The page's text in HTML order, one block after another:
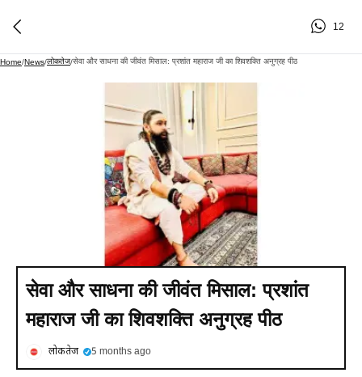
12
Home/News/लोकतेज/सेवा और साधना की जीवंत मिसाल: प्रशांत महाराज जी का शिवशक्ति अनुग्रह पीठ
सेवा और साधना की जीवंत मिसाल: प्रशांत
महाराज जी का शिवशक्ति अनुग्रह पीठ
लोकतेज 5 months ago